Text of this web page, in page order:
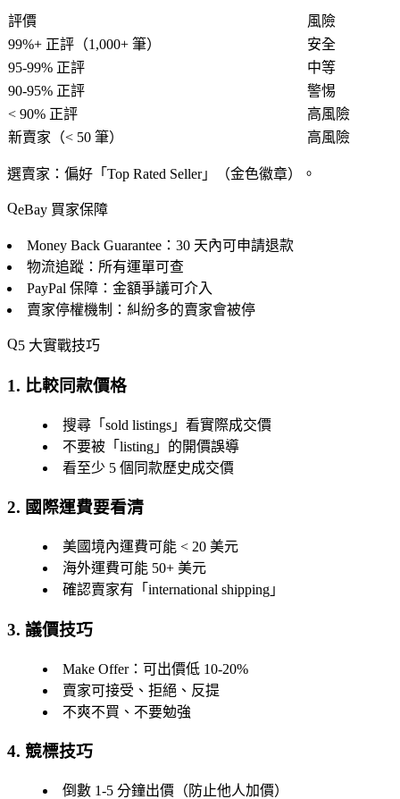
評價
風險
99%+ 正評（1,000+ 筆）
安全
95-99% 正評
中等
90-95% 正評
警惕
< 90% 正評
高風險
新賣家（< 50 筆）
高風險
選賣家 ：偏好「Top Rated Seller」（金色徽章）。
eBay 買家保障
Money Back Guarantee ：30 天內可申請退款
物流追蹤 ：所有運單可查
PayPal 保障 ：金額爭議可介入
賣家停權機制 ：糾紛多的賣家會被停
5 大實戰技巧
1. 比較同款價格
搜尋「sold listings」看實際成交價
不要被「listing」的開價誤導
看至少 5 個同款歷史成交價
2. 國際運費要看清
美國境內運費可能 < 20 美元
海外運費可能 50+ 美元
確認賣家有「international shipping」
3. 議價技巧
Make Offer：可出價低 10-20%
賣家可接受、拒絕、反提
不爽不買、不要勉強
4. 競標技巧
倒數 1-5 分鐘出價（防止他人加價）